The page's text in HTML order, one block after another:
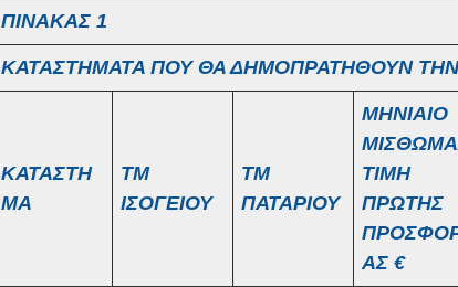
ΠΙΝΑΚΑΣ 1
ΚΑΤΑΣΤΗΜΑΤΑ ΠΟΥ ΘΑ ΔΗΜΟΠΡΑΤΗΘΟΥΝ ΤΗΝ
ΚΑΤΑΣΤΗ
ΜΑ
ΤΜ
ΙΣΟΓΕΙΟΥ
ΤΜ
ΠΑΤΑΡΙΟΥ
ΜΗΝΙΑΙΟ
ΤΙΜΗ
ΠΡΩΤΗΣ
ΑΣ €